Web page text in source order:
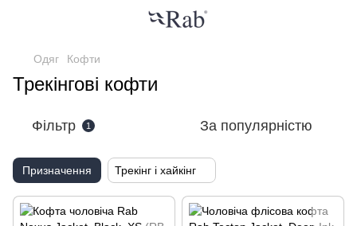
Одяг Кофти
Трекінгові кофти
Фільтр 1 За популярністю
Призначення Трекінг і хайкінг